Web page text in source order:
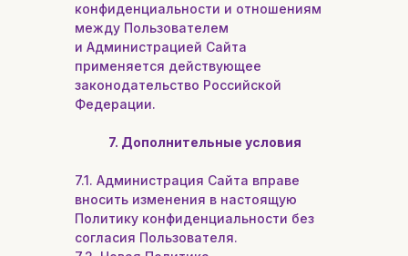
конфиденциальности и отношениям
между Пользователем
и Администрацией Сайта
применяется действующее
законодательство Российской
Федерации.
7. Дополнительные условия
7.1. Администрация Сайта вправе
вносить изменения в настоящую
Политику конфиденциальности без
согласия Пользователя.